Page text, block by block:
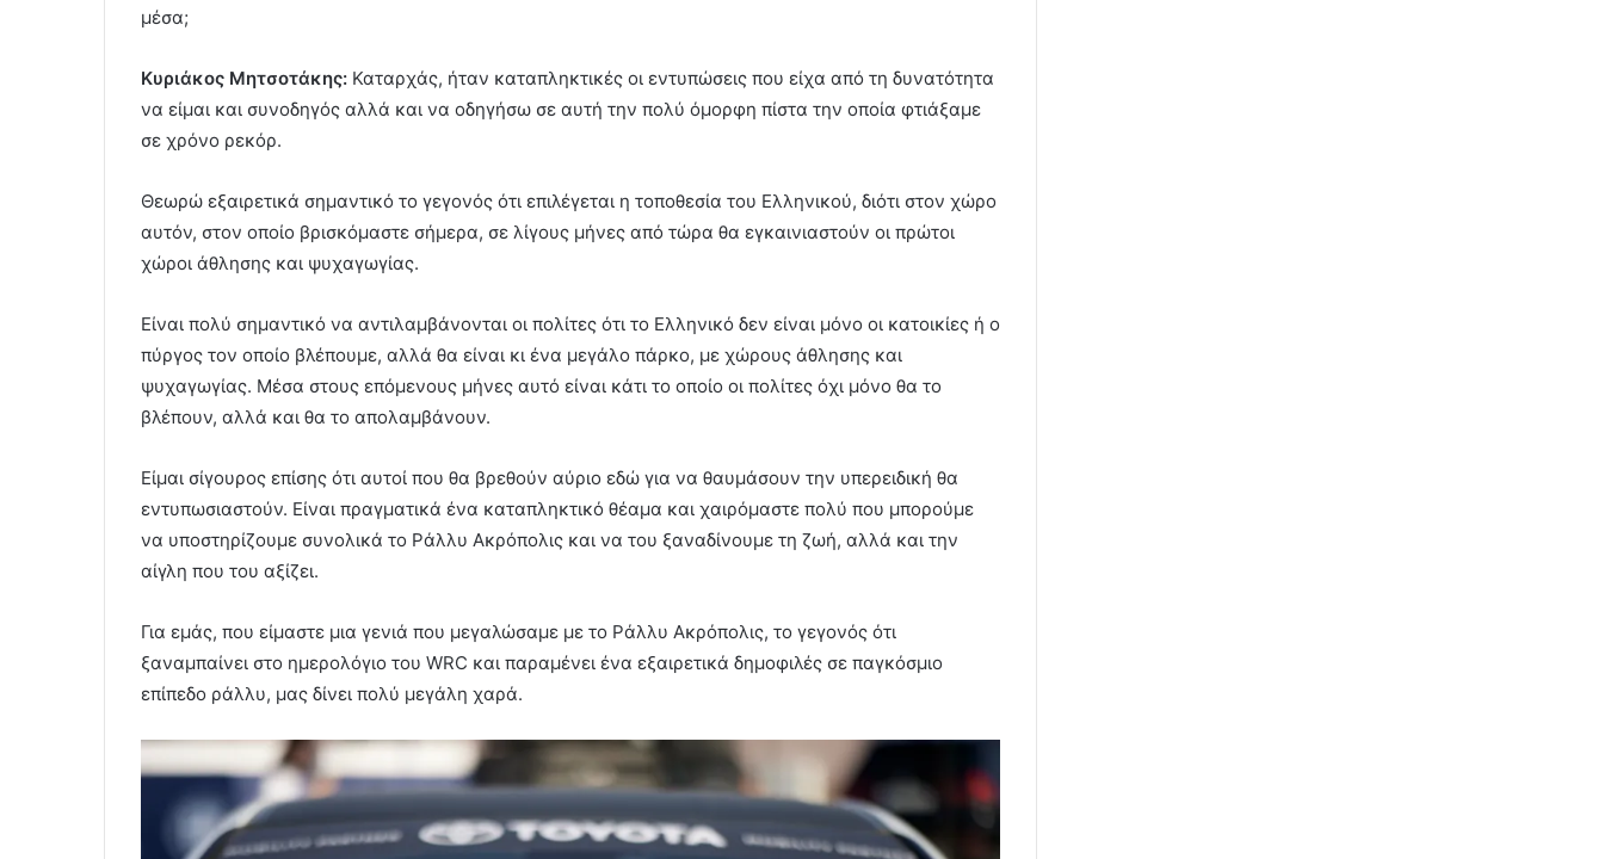
μέσα;
Κυριάκος Μητσοτάκης: Καταρχάς, ήταν καταπληκτικές οι εντυπώσεις που είχα από τη δυνατότητα
να είμαι και συνοδηγός αλλά και να οδηγήσω σε αυτή την πολύ όμορφη πίστα την οποία φτιάξαμε
σε χρόνο ρεκόρ.
Θεωρώ εξαιρετικά σημαντικό το γεγονός ότι επιλέγεται η τοποθεσία του Ελληνικού, διότι στον χώρο
αυτόν, στον οποίο βρισκόμαστε σήμερα, σε λίγους μήνες από τώρα θα εγκαινιαστούν οι πρώτοι
χώροι άθλησης και ψυχαγωγίας.
Είναι πολύ σημαντικό να αντιλαμβάνονται οι πολίτες ότι το Ελληνικό δεν είναι μόνο οι κατοικίες ή ο
πύργος τον οποίο βλέπουμε, αλλά θα είναι κι ένα μεγάλο πάρκο, με χώρους άθλησης και
ψυχαγωγίας. Μέσα στους επόμενους μήνες αυτό είναι κάτι το οποίο οι πολίτες όχι μόνο θα το
βλέπουν, αλλά και θα το απολαμβάνουν.
Είμαι σίγουρος επίσης ότι αυτοί που θα βρεθούν αύριο εδώ για να θαυμάσουν την υπερειδική θα
εντυπωσιαστούν. Είναι πραγματικά ένα καταπληκτικό θέαμα και χαιρόμαστε πολύ που μπορούμε
να υποστηρίζουμε συνολικά το Ράλλυ Ακρόπολις και να του ξαναδίνουμε τη ζωή, αλλά και την
αίγλη που του αξίζει.
Για εμάς, που είμαστε μια γενιά που μεγαλώσαμε με το Ράλλυ Ακρόπολις, το γεγονός ότι
ξαναμπαίνει στο ημερολόγιο του WRC και παραμένει ένα εξαιρετικά δημοφιλές σε παγκόσμιο
επίπεδο ράλλυ, μας δίνει πολύ μεγάλη χαρά.